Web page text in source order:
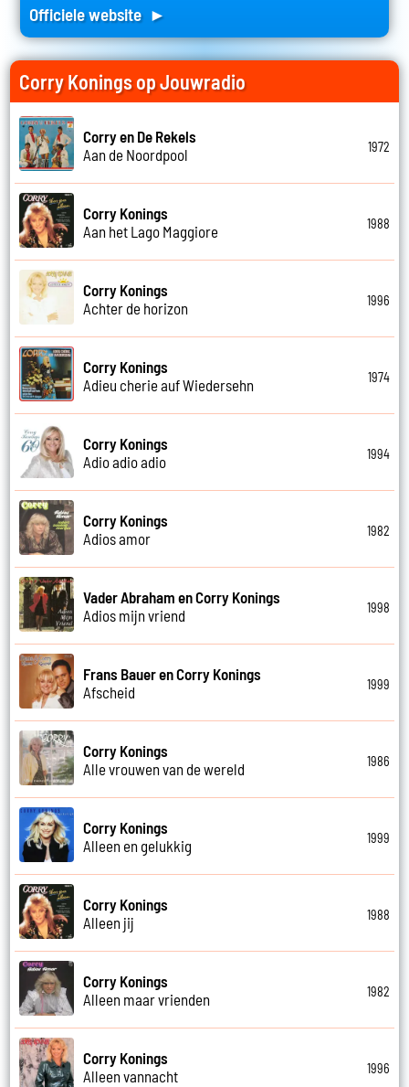
Officiele website ►
Corry Konings op Jouwradio
Corry en De Rekels
Aan de Noordpool
1972
Corry Konings
Aan het Lago Maggiore
1988
Corry Konings
Achter de horizon
1996
Corry Konings
Adieu cherie auf Wiedersehn
1974
Corry Konings
Adio adio adio
1994
Corry Konings
Adios amor
1982
Vader Abraham en Corry Konings
Adios mijn vriend
1998
Frans Bauer en Corry Konings
Afscheid
1999
Corry Konings
Alle vrouwen van de wereld
1986
Corry Konings
Alleen en gelukkig
1999
Corry Konings
Alleen jij
1988
Corry Konings
Alleen maar vrienden
1982
Corry Konings
Alleen vannacht
1996